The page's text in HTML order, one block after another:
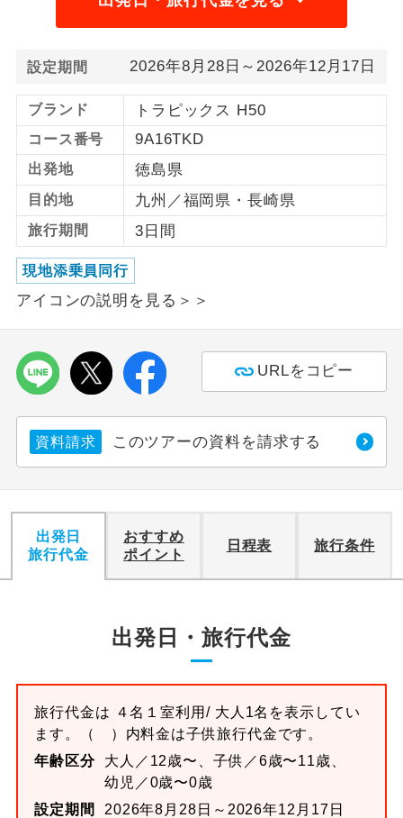
設定期間 2026年8月28日～2026年12月17日
ブランド トラピックス H50
コース番号 9A16TKD
出発地 徳島県
目的地 九州／福岡県・長崎県
旅行期間 3日間
現地添乗員同行
アイコンの説明を見る＞＞
URLをコピー
資料請求 このツアーの資料を請求する
出発日
旅行代金
おすすめ
ポイント
日程表 旅行条件
出発日・旅行代金
旅行代金は ４名１室利用/ 大人1名を表示してい
ます。
（ ）内料金は子供旅行代金です。
年齢区分
大人／12歳〜、子供／6歳〜11歳、
幼児／0歳〜0歳
設定期間
2026年8月28日～2026年12月17日
す。
2名様催行
2名様から出発可能な個人型プランで
す。
おひとり様参
加限定
おひとり様限定でご参加いただけるコー
スです。
1名様1室同代
金
1名様1室利用でも追加料金がかからない
コースです。
ご夫婦限定
す。
す。
ご参加にあたり年齢に制限があるコース
航空会社指定
利用航空会社が指定なので、ご出発の計
画にとても便利です。
ホテル指定